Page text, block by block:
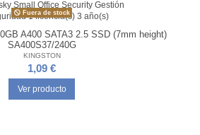
Fuera de stock
A400 SATA3 2.5 SSD (7mm height)
SA400S37/240G
KINGSTON
1,09 €
Ver producto